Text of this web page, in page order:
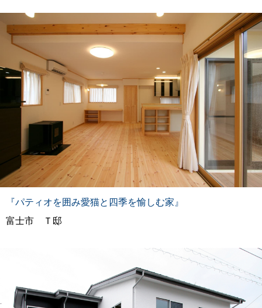
『パティオを囲み愛猫と四季を愉しむ家』
富士市 Ｔ邸